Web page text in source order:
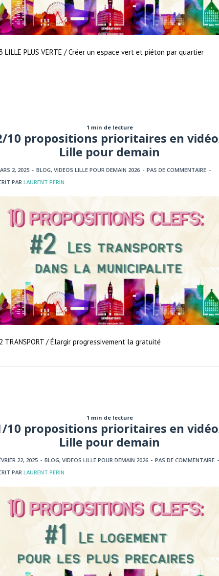
LILLE PLUS VERTE / Créer un espace vert et piéton par quartier
1 min de lecture
10 propositions prioritaires en
Lille pour demain
2, 2025 - BLOG, VIDEOS LILLE POUR DEMAIN 2026 - PAS DE COMMENTAIRE -
PARLAURENT PERIN
TRANSPORT / Élargir progressivement la gratuité
1 min de lecture
10 propositions prioritaires en
Lille pour demain
22, 2025 - BLOG, VIDEOS LILLE POUR DEMAIN 2026 - PAS DE COMMENTAIRE -
PARLAURENT PERIN